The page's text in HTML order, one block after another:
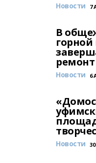
Новости 7
В
ремонт
Новости 6
Новости